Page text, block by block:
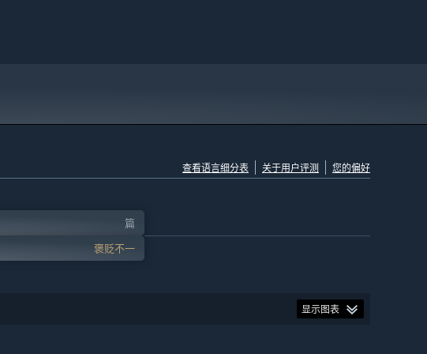
查看语言细分表 关于用户评测 您的偏好
篇
褒贬不一
显示图表